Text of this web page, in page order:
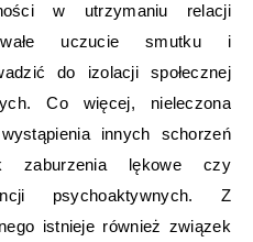
w utrzymaniu relacji
uczucie smutku i
do izolacji społecznej
Co więcej, nieleczona
innych schorzeń
zaburzenia lękowe czy
psychoaktywnych. Z
istnieje również związek